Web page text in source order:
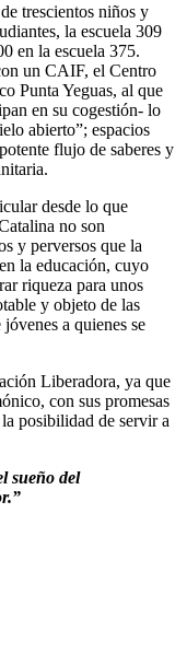
trescientos niños y
la escuela 309
en la escuela 375.
un CAIF, el Centro
Punta Yeguas, al que
en su cogestión- lo
abierto”; espacios
flujo de saberes y
desde lo que
no son
y perversos que la
la educación, cuyo
riqueza para unos
y objeto de las
a quienes se
Liberadora, ya que
con sus promesas
posibilidad de servir a
sueño del